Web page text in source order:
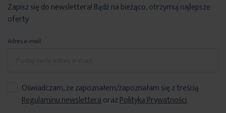
Zapisz się do newslettera! Bądź na bieżąco, otrzymuj najlepsze
oferty
Adres e-mail
Oświadczam, że zapoznałem/zapoznałam się z treścią
Regulaminu newsletteraorazPolityką Prywatności.